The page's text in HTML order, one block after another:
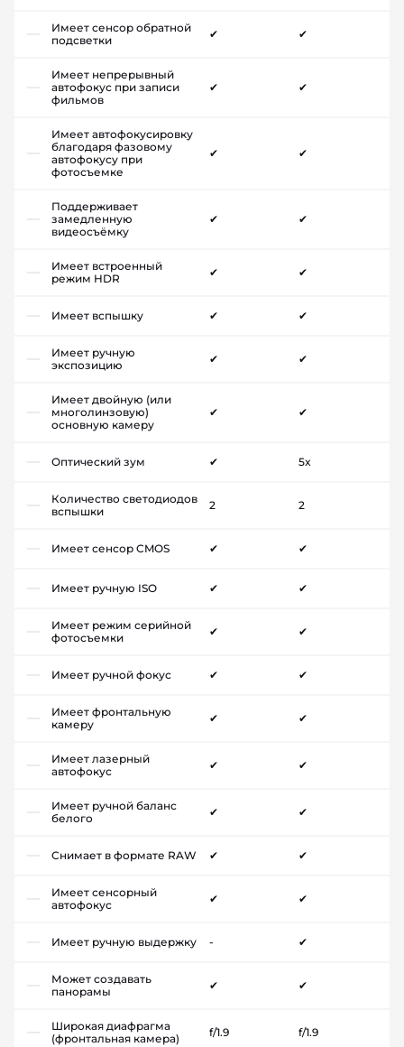
Имеет сенсор обратной
подсветки
✔ ✔
Имеет непрерывный
автофокус при записи
фильмов
✔ ✔
Имеет автофокусировку
благодаря фазовому
автофокусу при
фотосъемке
✔ ✔
Поддерживает
замедленную
видеосъёмку
✔ ✔
Имеет встроенный
режим HDR
✔ ✔
Имеет вспышку ✔ ✔
Имеет ручную
экспозицию
✔ ✔
Имеет двойную (или
многолинзовую)
основную камеру
✔ ✔
Оптический зум ✔ 5x
Количество светодиодов
вспышки
2 2
Имеет сенсор CMOS ✔ ✔
Имеет ручную ISO ✔ ✔
Имеет режим серийной
фотосъемки
✔ ✔
Имеет ручной фокус ✔ ✔
Имеет фронтальную
камеру
✔ ✔
Имеет лазерный
автофокус
✔ ✔
Имеет ручной баланс
белого
✔ ✔
Снимает в формате RAW ✔ ✔
Имеет сенсорный
автофокус
✔ ✔
Имеет ручную выдержку - ✔
Может создавать
панорамы
✔ ✔
Широкая диафрагма
(фронтальная камера)
f/1.9 f/1.9